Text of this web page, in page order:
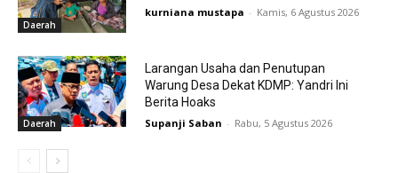
Daerah
kurniana mustapa - Kamis, 6 Agustus 2026
Daerah
Larangan Usaha dan Penutupan
Warung Desa Dekat KDMP: Yandri Ini
Berita Hoaks
Supanji Saban - Rabu, 5 Agustus 2026